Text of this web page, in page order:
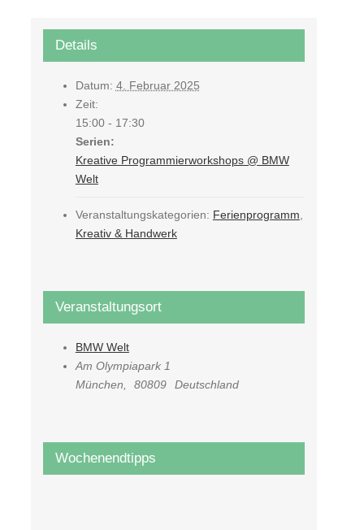
Details
Datum: 4. Februar 2025
Zeit:
15:00 - 17:30
Serien:
Kreative Programmierworkshops @ BMW
Welt
Veranstaltungskategorien: Ferienprogramm,
Kreativ & Handwerk
Veranstaltungsort
BMW Welt
Am Olympiapark 1
München, 80809 Deutschland
Wochenendtipps